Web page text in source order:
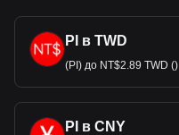
PI в TWD
(PI) до NT$2.89 TWD ()
PI в CNY